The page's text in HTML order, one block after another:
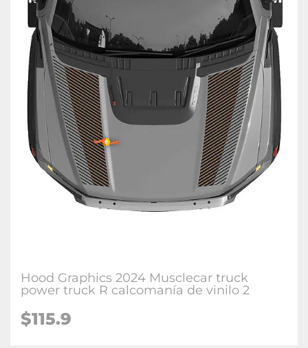
Hood Graphics 2024 Musclecar truck
power truck R calcomanía de vinilo 2
$115.9